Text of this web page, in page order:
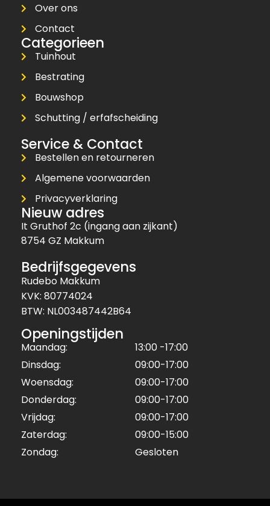
Over ons
Contact
Categorieen
Tuinhout
Bestrating
Bouwshop
Schutting / erfafscheiding
Service & Contact
Bestellen en retourneren
Algemene voorwaarden
Privacyverklaring
Nieuw adres
It Gruthof 2c (ingang aan zijkant)
8754 GZ Makkum
Bedrijfsgegevens
Rudebo Makkum
KVK: 80774024
BTW: NL003487442B64
Openingstijden
Maandag:
13:00 -17:00
Dinsdag:
09:00-17:00
Woensdag:
09:00-17:00
Donderdag:
09:00-17:00
Vrijdag:
09:00-17:00
Zaterdag:
09:00-15:00
Zondag:
Gesloten